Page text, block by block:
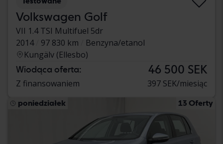
Volkswagen Golf
VII 1.4 TSI Multifuel 5dr
2014
97 830 km
Benzyna/etanol
Kungälv (Ellesbo)
Wiodąca oferta: 46 500 SEK
Z finansowaniem 397 SEK/miesiąc
poniedziałek 13 Oferty